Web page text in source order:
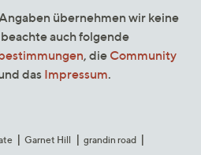
übernehmen wir keine
auch folgende
, die Community
das Impressum.
Garnet Hill
grandin road